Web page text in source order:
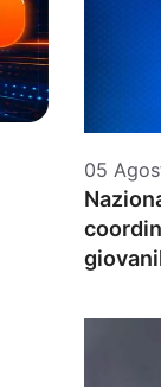
05